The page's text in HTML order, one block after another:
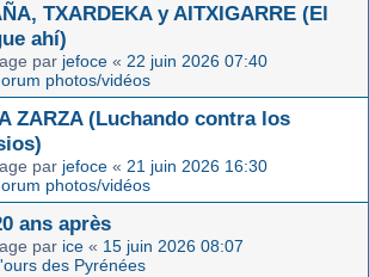
TXARDEKA y AITXIGARRE (El
ahí)
par jefoce « 22 juin 2026 07:40
photos/vidéos
ZARZA (Luchando contra los
par jefoce « 21 juin 2026 16:30
photos/vidéos
ans après
par ice « 15 juin 2026 08:07
des Pyrénées